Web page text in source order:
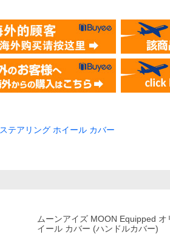
ステアリング ホイール カバー
ムーンアイズ MOON Equipped
イール カバー (ハンドルカバー)